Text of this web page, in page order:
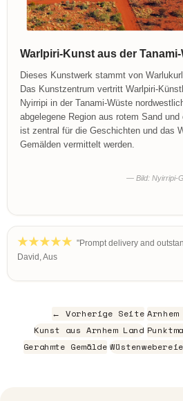
Warlpiri-Kunst aus der
Dieses Kunstwerk stammt von
Das Kunstzentrum vertritt Warlpiri-
Nyirripi in der Tanami-Wüste
abgelegene Region aus rotem Sand
ist zentral für die Geschichten und das
Gemälden vermittelt werden.
— Bild: Nyirripi-
"Prompt delivery and
David, Aus
← Vorherige Seite
Kunst aus Arnhem Land
Gerahmte Gemälde